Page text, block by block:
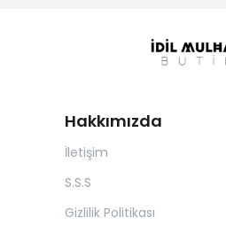
Hakkımızda
İletişim
S.S.S
Gizlilik Politikası